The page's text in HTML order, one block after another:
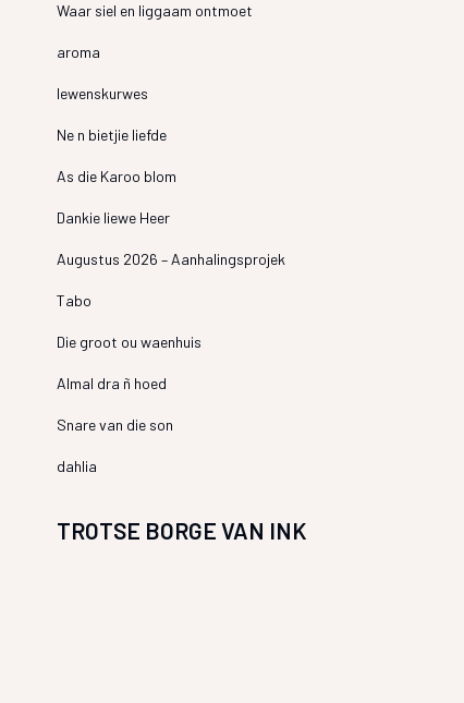
Waar siel en liggaam ontmoet
aroma
lewenskurwes
Ne n bietjie liefde
As die Karoo blom
Dankie liewe Heer
Augustus 2026 – Aanhalingsprojek
Tabo
Die groot ou waenhuis
Almal dra ñ hoed
Snare van die son
dahlia
TROTSE BORGE VAN INK